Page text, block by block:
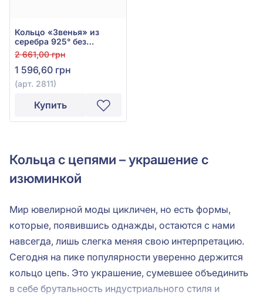
Кольцо «Звенья» из
серебра 925° без
вставки, арт. 2811
2 661,00 грн
1 596,60 грн
(арт. 2811)
Купить
Кольца с цепями – украшение с
изюминкой
Мир ювелирной моды цикличен, но есть формы,
которые, появившись однажды, остаются с нами
навсегда, лишь слегка меняя свою интерпретацию.
Сегодня на пике популярности уверенно держится
кольцо цепь. Это украшение, сумевшее объединить
в себе брутальность индустриального стиля и